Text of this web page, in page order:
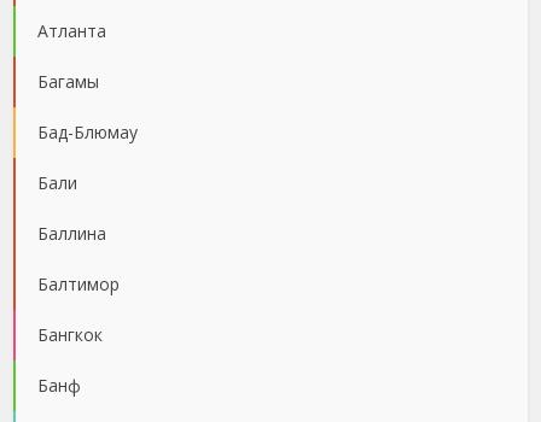
Атланта
Багамы
Бад-Блюмау
Бали
Баллина
Балтимор
Бангкок
Банф